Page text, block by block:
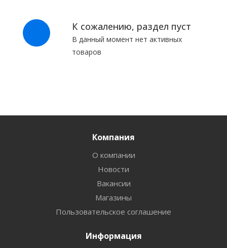
К сожалению, раздел пуст
В данный момент нет активных
товаров
Компания
О компании
Новости
Вакансии
Магазины
Пользовательское соглашение
Информация